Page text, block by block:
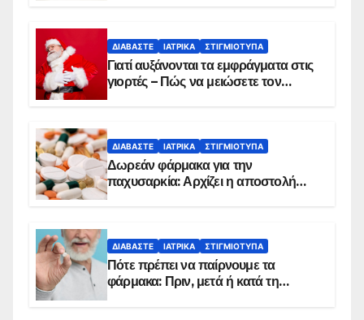
ΔΙΑΒΆΣΤΕ ΙΑΤΡΙΚΆ ΣΤΙΓΜΙΌΤΥΠΑ
Γιατί αυξάνονται τα εμφράγματα στις
γιορτές – Πώς να μειώσετε τον
ΔΙΑΒΆΣΤΕ ΙΑΤΡΙΚΆ ΣΤΙΓΜΙΌΤΥΠΑ
Δωρεάν φάρμακα για την
παχυσαρκία: Αρχίζει η αποστολή
ΔΙΑΒΆΣΤΕ ΙΑΤΡΙΚΆ ΣΤΙΓΜΙΌΤΥΠΑ
Πότε πρέπει να παίρνουμε τα
φάρμακα: Πριν, μετά ή κατά τη